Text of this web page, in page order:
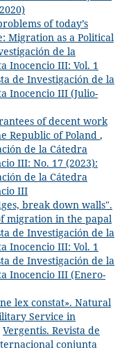
of today’s
Migration as a Political
de la
Inocencio III: Vol. 1
de Investigación de la
Inocencio III (Julio-
of decent work
Republic of Poland ,
de la Cátedra
III: No. 17 (2023):
de la Cátedra
III
break down walls".
migration in the papal
de Investigación de la
Inocencio III: Vol. 1
de Investigación de la
Inocencio III (Enero-
lex constat». Natural
Service in
Vergentis. Revista de
conjunta